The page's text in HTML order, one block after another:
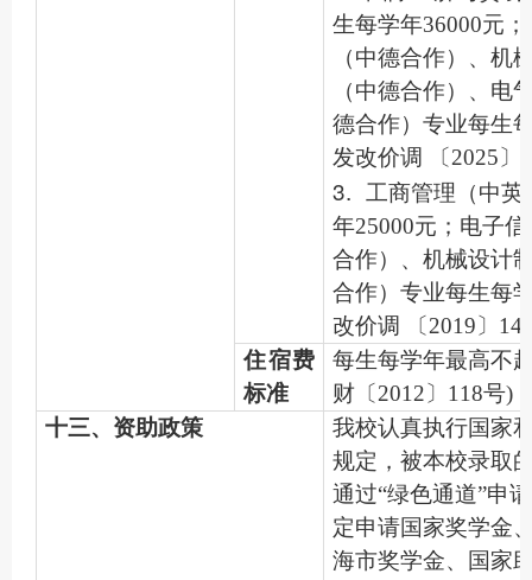
生每学年36000元
（中德合作）、机
（中德合作）、电
德合作）专业每生
发改价调 〔2025〕
3.
工商管理（中
年25000元；电子
合作）、机械设计
合作）专业每生每
改价调 〔2019〕14
住宿费
标准
每生每学年最高不
财〔2012〕118号)
十三、资助政策
我校认真执行国家
规定，被本校录取
通过“绿色通道”申
定申请国家奖学金
海市奖学金、国家